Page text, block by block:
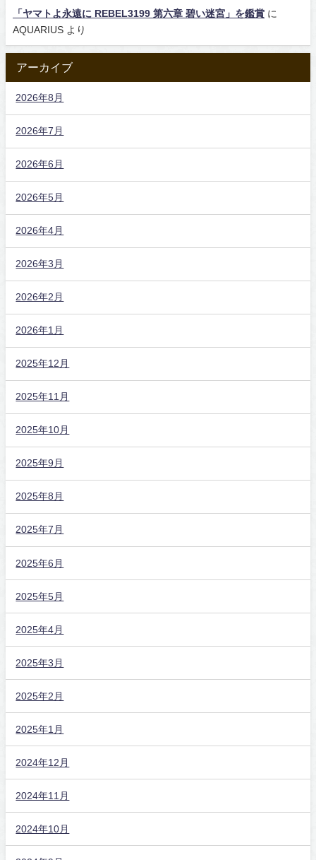
「ヤマトよ永遠に REBEL3199 第六章 碧い迷宮」を鑑賞 に
AQUARIUS より
アーカイブ
2026年8月
2026年7月
2026年6月
2026年5月
2026年4月
2026年3月
2026年2月
2026年1月
2025年12月
2025年11月
2025年10月
2025年9月
2025年8月
2025年7月
2025年6月
2025年5月
2025年4月
2025年3月
2025年2月
2025年1月
2024年12月
2024年11月
2024年10月